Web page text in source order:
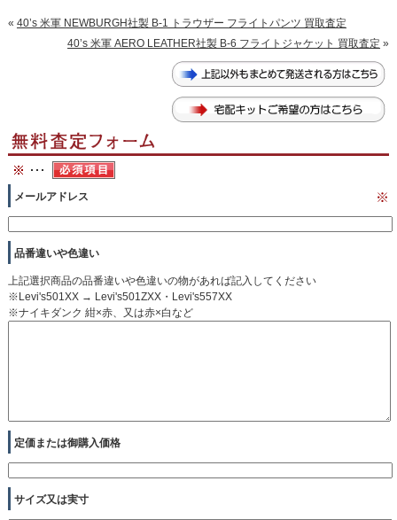
« 40’s 米軍 NEWBURGH社製 B-1 トラウザー フライトパンツ 買取査定
40’s 米軍 AERO LEATHER社製 B-6 フライトジャケット 買取査定 »
メールアドレス ※
品番違いや色違い
上記選択商品の品番違いや色違いの物があれば記入してください
※Levi's501XX → Levi's501ZXX・Levi's557XX
※ナイキダンク 紺×赤、又は赤×白など
定価または御購入価格
サイズ又は実寸